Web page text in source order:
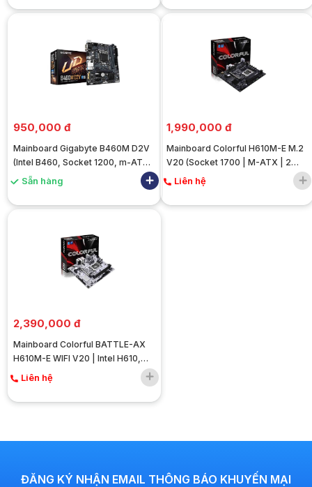
950,000 đ
Mainboard Gigabyte B460M D2V
(Intel B460, Socket 1200, m-ATX,
2 khe RAM DDR4) - Cũ đẹp
Sẵn hàng
1,990,000 đ
Mainboard Colorful H610M-E M.2
V20 (Socket 1700 | M-ATX | 2
Khe RAM DDR4)
Liên hệ
2,390,000 đ
Mainboard Colorful BATTLE-AX
H610M-E WIFI V20 | Intel H610,
Socket 1700, M-ATX, 2 khe DDR4
Liên hệ
ĐĂNG KÝ NHẬN EMAIL THÔNG BÁO KHUYẾN MẠI